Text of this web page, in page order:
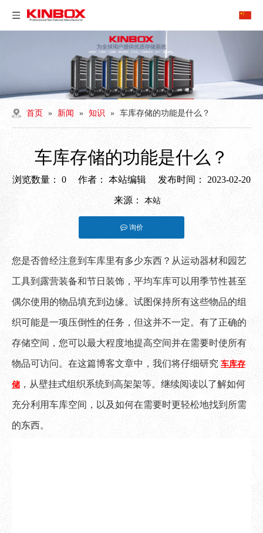
首页 » 新闻 » 知识 » 车库存储的功能是什么？
车库存储的功能是什么？
浏览数量： 0 作者： 本站编辑 发布时间： 2023-02-20
来源：本站
询价
您是否曾经注意到车库里有多少东西？从运动器材和园艺
工具到露营装备和节日装饰，平均车库可以用季节性甚至
偶尔使用的物品填充到边缘。试图保持所有这些物品的组
织可能是一项压倒性的任务，但这并不一定。有了正确的
存储空间，您可以最大程度地提高空间并在需要时使所有
物品可访问。在这篇博客文章中，我们将仔细研究 车库存
储 ，从壁挂式组织系统到高架架等。继续阅读以了解如何
充分利用车库空间，以及如何在需要时更轻松地找到所需
的东西。